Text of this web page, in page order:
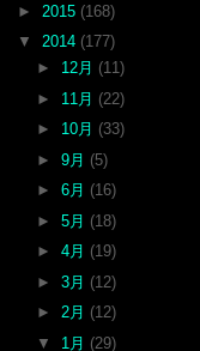
► 2015 (168)
▼ 2014 (177)
► 12月 (11)
► 11月 (22)
► 10月 (33)
► 9月 (5)
► 6月 (16)
► 5月 (18)
► 4月 (19)
► 3月 (12)
► 2月 (12)
▼ 1月 (29)